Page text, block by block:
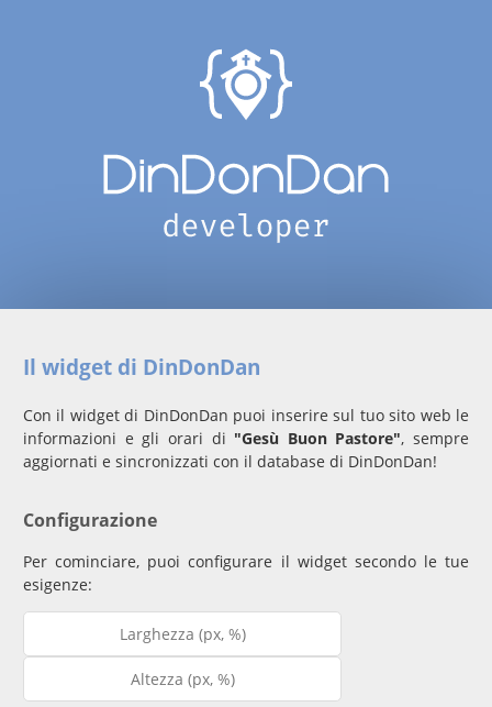
Il widget di DinDonDan
Con il widget di DinDonDan puoi inserire sul tuo sito web le
informazioni e gli orari di "Gesù Buon Pastore", sempre
aggiornati e sincronizzati con il database di DinDonDan!
Configurazione
Per cominciare, puoi configurare il widget secondo le tue
esigenze: